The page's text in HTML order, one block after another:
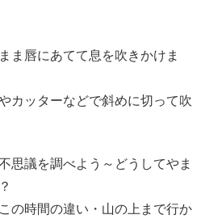
ま唇にあてて息を吹きかけま
カッターなどで斜めに切って吹
思議を調べよう～どうしてやま
の時間の違い・山の上まで行か